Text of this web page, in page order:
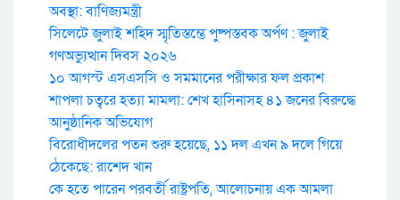
অবস্থা: বাণিজ্যমন্ত্রী
সিলেটে জুলাই শহিদ স্মৃতিস্তম্ভে পুষ্পস্তবক অর্পণ : জুলাই
গণঅভ্যুত্থান দিবস ২০২৬
১০ আগস্ট এসএসসি ও সমমানের পরীক্ষার ফল প্রকাশ
শাপলা চত্বরে হত্যা মামলা: শেখ হাসিনাসহ ৪১ জনের বিরুদ্ধে
আনুষ্ঠানিক অভিযোগ
বিরোধীদলের পতন শুরু হয়েছে, ১১ দল এখন ৯ দলে গিয়ে
ঠেকেছে: রাশেদ খান
কে হতে পারেন পরবর্তী রাষ্ট্রপতি, আলোচনায় এক আমলা